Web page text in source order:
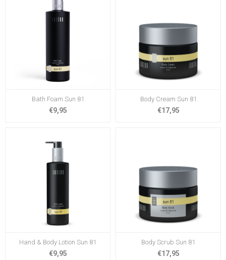
Bath Foam Sun 81
€9,95
Body Cream Sun 81
€17,95
Hand & Body Lotion Sun 81
€9,95
Body Scrub Sun 81
€17,95